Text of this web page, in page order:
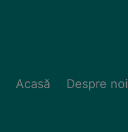
Acasă Despre noi